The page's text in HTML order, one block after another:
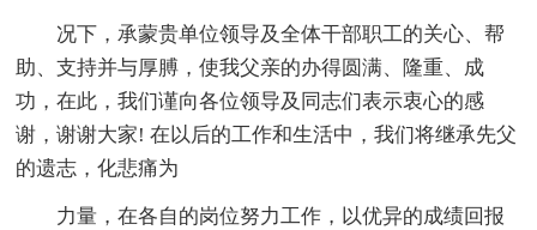
况下，承蒙贵单位领导及全体干部职工的关心、帮
助、支持并与厚膊，使我父亲的办得圆满、隆重、成
功，在此，我们谨向各位领导及同志们表示衷心的感
谢，谢谢大家! 在以后的工作和生活中，我们将继承先父
的遗志，化悲痛为
力量，在各自的岗位努力工作，以优异的成绩回报